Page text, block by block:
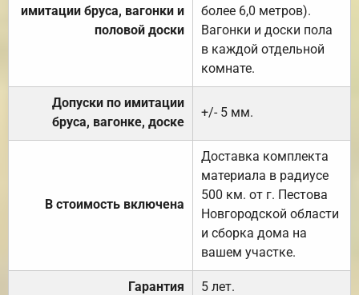
имитации бруса, вагонки и
половой доски
более 6,0 метров).
Вагонки и доски пола
в каждой отдельной
комнате.
Допуски по имитации
бруса, вагонке, доске
+/- 5 мм.
В стоимость включена
Доставка комплекта
материала в радиусе
500 км. от г. Пестова
Новгородской области
и сборка дома на
вашем участке.
Гарантия 5 лет.